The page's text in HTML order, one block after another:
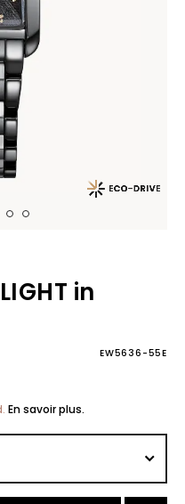
in
EW5636-55E
En savoir plus.